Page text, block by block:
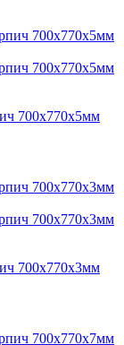
700x770x5мм
700x770x3мм